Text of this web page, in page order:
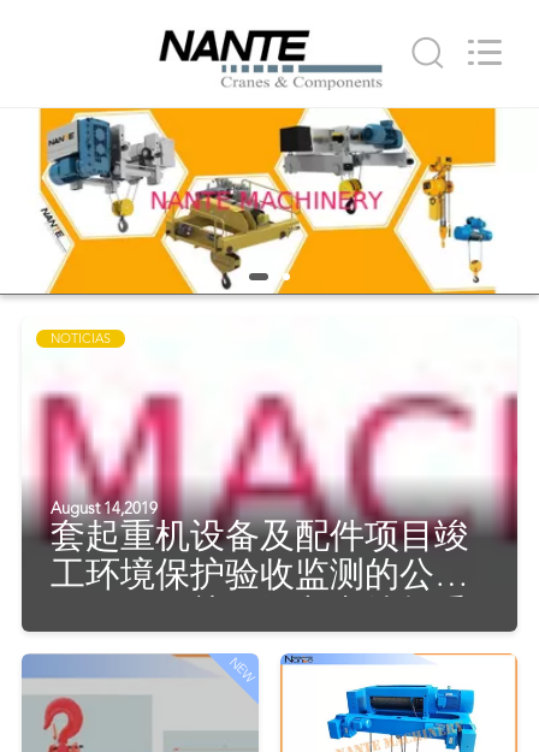
INICIO
PRODUCTOS
SOBRE
NOSOTROS
VISITA
LA
FÁBRICA
DE
CALIDAD
component.com.
Reserved.
NOTICIAS
August 14,2019
套起重机设备及配件项目竣
工环境保护验收监测的公告
设备有限公司年产
NEW